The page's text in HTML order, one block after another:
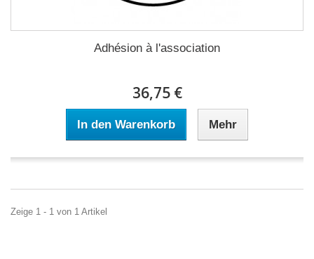
Adhésion à l'association
36,75 €
In den Warenkorb Mehr
Zeige 1 - 1 von 1 Artikel